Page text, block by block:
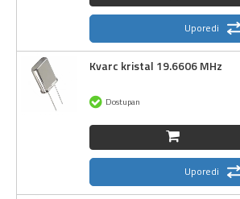
Uporedi
Kvarc kristal 19.6606 MHz
Dostupan
Uporedi